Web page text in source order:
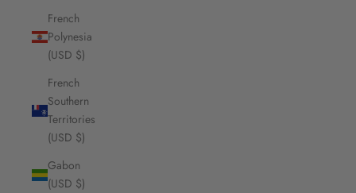
French
Polynesia
(USD $)
French
Southern
Territories
(USD $)
Gabon
(USD $)